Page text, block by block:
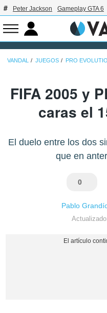
Peter Jackson Gameplay GTA 6
VANDAL JUEGOS PRO
FIFA 2005 y
caras el
El duelo entre los dos
que en
0
Pablo